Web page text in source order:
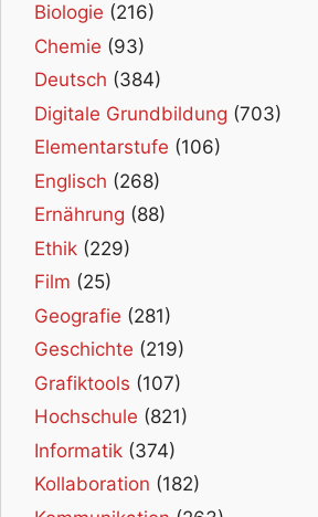
Biologie (216)
Chemie (93)
Deutsch (384)
Digitale Grundbildung (703)
Elementarstufe (106)
Englisch (268)
Ernährung (88)
Ethik (229)
Film (25)
Geografie (281)
Geschichte (219)
Grafiktools (107)
Hochschule (821)
Informatik (374)
Kollaboration (182)